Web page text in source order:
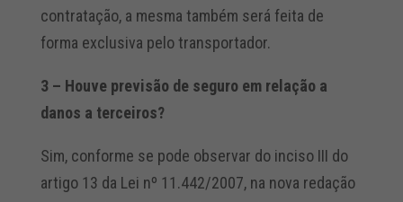
contratação, a mesma também será feita de
forma exclusiva pelo transportador.
3 – Houve previsão de seguro em relação a
danos a terceiros?
Sim, conforme se pode observar do inciso III do
artigo 13 da Lei nº 11.442/2007, na nova redação